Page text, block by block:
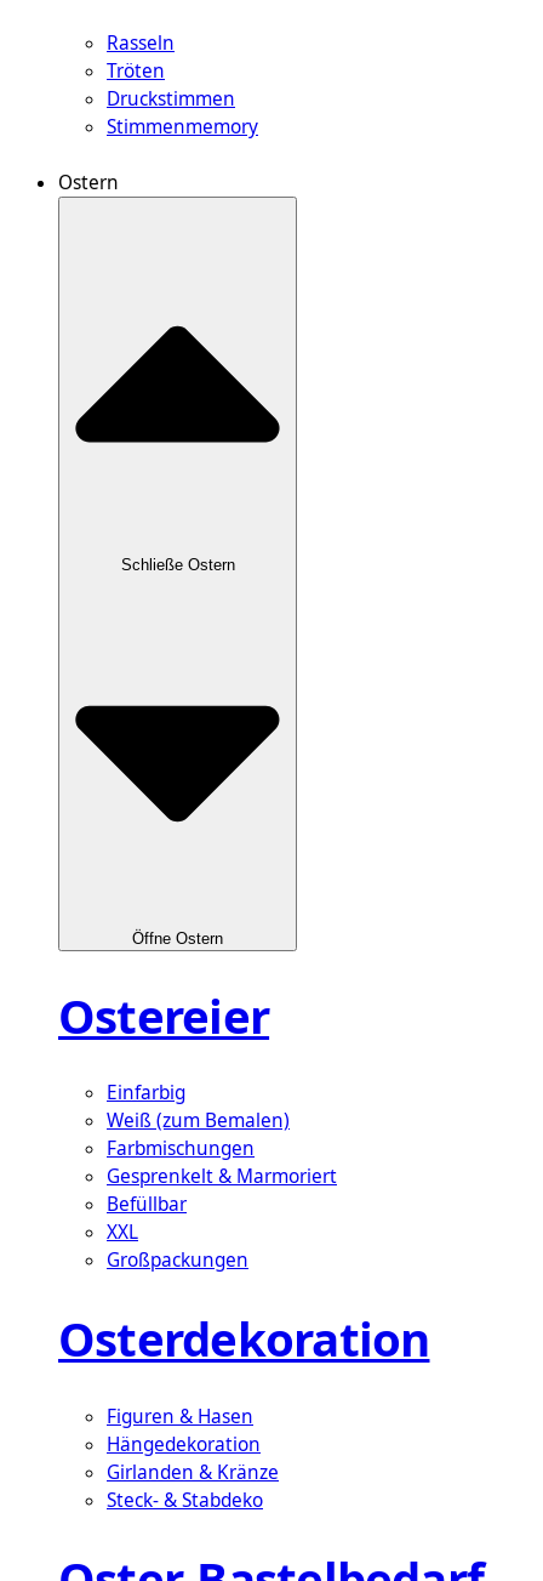
Rasseln
Tröten
Druckstimmen
Stimmenmemory
Ostern
Schließe Ostern
Öffne Ostern
Ostereier
Einfarbig
Weiß (zum Bemalen)
Farbmischungen
Gesprenkelt & Marmoriert
Befüllbar
XXL
Großpackungen
Osterdekoration
Figuren & Hasen
Hängedekoration
Girlanden & Kränze
Steck- & Stabdeko